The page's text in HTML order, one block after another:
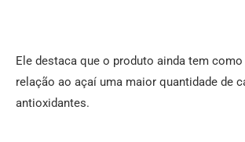
Ele destaca que o produto ainda tem
relação ao açaí uma maior quantidade de
antioxidantes.